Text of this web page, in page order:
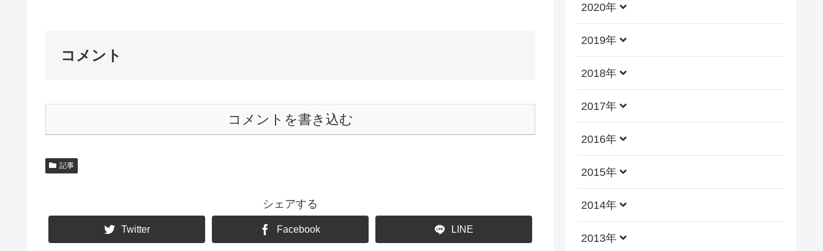
コメント
コメントを書き込む
記事
シェアする
Twitter Facebook LINE
2020年
2019年
2018年
2017年
2016年
2015年
2014年
2013年